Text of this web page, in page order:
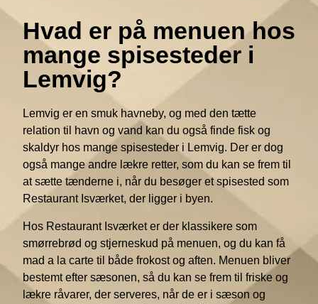
Hvad er på menuen hos
mange spisesteder i
Lemvig?
Lemvig er en smuk havneby, og med den tætte
relation til havn og vand kan du også finde fisk og
skaldyr hos mange spisesteder i Lemvig. Der er dog
også mange andre lækre retter, som du kan se frem til
at sætte tænderne i, når du besøger et spisested som
Restaurant Isværket, der ligger i byen.
Hos Restaurant Isværket er der klassikere som
smørrebrød og stjerneskud på menuen, og du kan få
mad a la carte til både frokost og aften. Menuen bliver
bestemt efter sæsonen, så du kan se frem til friske og
lækre råvarer, der serveres, når de er i sæson og